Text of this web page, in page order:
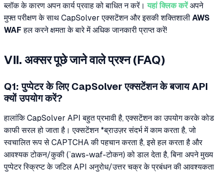
ब्लॉक के कारण अपन कार्य प्रवाह को बाधित न करें।यहां क्लिक करेंअपने
मुफ्त परीक्षण के साथ CapSolver एक्सटेंशन और इसकी शक्तिशाली AWS
WAF हल करने क्षमता के बारे में अधिक जानकारी प्राप्त करें!
VII. अक्सर पूछे जाने वाले प्रश्न (FAQ)
Q1: पुप्पेटर के लिए CapSolver एक्सटेंशन के बजाय API
क्यों उपयोग करें?
हालांकि CapSolver API बहुत प्रभावी है, एक्सटेंशन का उपयोग करके कोड
काफी सरल हो जाता है। एक्सटेंशन *ब्राउज़र संदर्भ में काम करता है, जो
स्वचालित रूप से CAPTCHA की पहचान करता है, इसे हल करता है और
आवश्यक टोकन/कुकी (`aws-waf-टोकन) को डाल देता है, बिना अपने मुख्य
पुप्पेटर स्क्रिप्ट के जटिल API अनुरोध/उत्तर चक्र के प्रबंधन की आवश्यकता